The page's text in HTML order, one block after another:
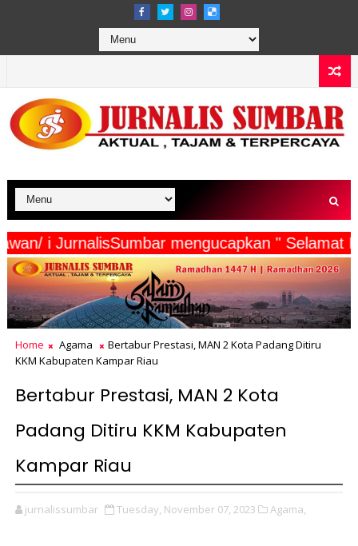
Wartawan/ i JurnalisSumbar mengucapkan "
Home Agama
Bertabur Prestasi, MAN 2 Kota Padang Ditiru
KKM Kabupaten Kampar Riau
Bertabur Prestasi, MAN 2 Kota
Padang Ditiru KKM Kabupaten
Kampar Riau
jurnalissumbar Tuesday, November 07, 2023 Agama,